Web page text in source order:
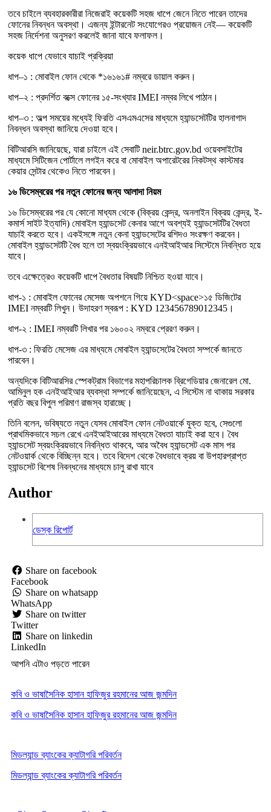
তবে চাইলে ব্যবহারকারীরা নিজেরাই কয়েকটি সহজ ধাপে জেনে নিতে পারেন তাদের
ফোনের নিবন্ধন অবস্থা। এজন্য ইন্টারনেট সংযোগেরও প্রয়োজন নেই— কয়েকটি
সহজ নির্দেশনা অনুসরণ করলেই জানা যাবে ফলাফল।
কয়েক ধাপে যেভাবে যাচাই প্রক্রিয়া
ধাপ–১ : মোবাইল ফোন থেকে *১৬১৬১# নম্বরে ডায়াল করুন।
ধাপ–২ : প্রদর্শিত বক্সে ফোনের ১৫-সংখ্যার IMEI নম্বর লিখে পাঠান।
ধাপ–৩ : অল্প সময়ের মধ্যেই ফিরতি এসএমএসের মাধ্যমে হ্যান্ডসেটটির হালনাগাদ
নিবন্ধন অবস্থা জানিয়ে দেওয়া হবে।
বিটিআরসি জানিয়েছে, যারা চাইলে এই সেবাটি neir.btrc.gov.bd ওয়েবসাইটের
মাধ্যমে সিটিজেন পোর্টালে লগইন করে বা মোবাইল অপারেটরের নিকটস্থ কাস্টমার
কেয়ার সেন্টার থেকেও নিতে পারবেন।
১৬ ডিসেম্বরের পর নতুন ফোনের জন্য আলাদা নিয়ম
১৬ ডিসেম্বরের পর যে কোনো মাধ্যম থেকে (বিক্রয় কেন্দ্র, অনলাইন বিক্রয় কেন্দ্র, ই-
কমার্স সাইট ইত্যাদি) মোবাইল হ্যান্ডসেট কেনার আগে অবশ্যই হ্যান্ডসেটটির বৈধতা
যাচাই করতে হবে। একইসঙ্গে নতুন কেনা হ্যান্ডসেটের রশিদও সংরক্ষণ করবেন।
মোবাইল হ্যান্ডসেটটি বৈধ হলে তা স্বয়ংক্রিয়ভাবে এনইআইআর সিস্টেমে নিবন্ধিত হয়ে
যাবে।
তবে এক্ষেত্রেও কয়েকটি ধাপে বৈধতার বিষয়টি নিশ্চিত হওয়া যাবে।
ধাপ-১ : মোবাইল ফোনের মেসেজ অপশনে গিয়ে KYD<space>১৫ ডিজিটের
IMEI নম্বরটি লিখুন। উদাহরণ স্বরূপ : KYD 123456789012345।
ধাপ-২ : IMEI নম্বরটি লিখার পর ১৬০০২ নম্বরে প্রেরণ করুন।
ধাপ-৩ : ফিরতি মেসেজ এর মাধ্যমে মোবাইল হ্যান্ডসেটের বৈধতা সম্পর্কে জানতে
পারবেন।
অন্যদিকে বিটিআরসির স্পেকট্রাম বিভাগের মহাপরিচালক ব্রিগেডিয়ার জেনারেল মো.
আমিনুল হক এনইআইআর ব্যবস্থা সম্পর্কে জানিয়েছেন, এ সিস্টেম না থাকায় সরকার
প্রতি বছর বিপুল পরিমাণ রাজস্ব হারাচ্ছে।
তিনি বলেন, ভবিষ্যতে নতুন যেসব মোবাইল ফোন নেটওয়ার্কে যুক্ত হবে, সেগুলো
প্রাথমিকভাবে সচল রেখে এনইআইআরের মাধ্যমে বৈধতা যাচাই করা হবে। বৈধ
হ্যান্ডসেট স্বয়ংক্রিয়ভাবে নিবন্ধিত থাকবে, আর অবৈধ হ্যান্ডসেট এক মাস পর
নেটওয়ার্ক থেকে বিচ্ছিন্ন হবে। তবে বিদেশ থেকে বৈধভাবে ক্রয় বা উপহারপ্রাপ্ত
হ্যান্ডসেট বিশেষ নিবন্ধনের মাধ্যমে চালু রাখা যাবে
Author
ডেস্ক রিপোর্ট
Share on facebook
Facebook
Share on whatsapp
WhatsApp
Share on twitter
Twitter
Share on linkedin
LinkedIn
আপনি এটাও পড়তে পারেন
কবি ও ভাষাসৈনিক হাসান হাফিজুর রহমানের আজ জন্মদিন
কবি ও ভাষাসৈনিক হাসান হাফিজুর রহমানের আজ জন্মদিন
মিডল্যান্ড ব্যাংকের ক্যাটাগরি পরিবর্তন
মিডল্যান্ড ব্যাংকের ক্যাটাগরি পরিবর্তন